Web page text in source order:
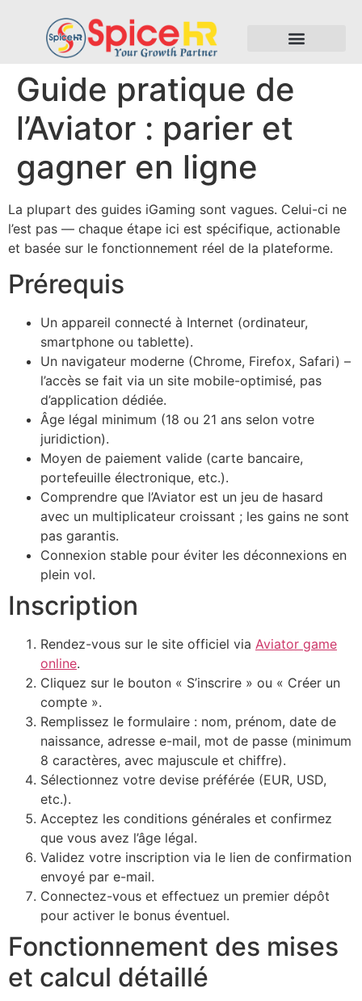
Guide pratique de
l’Aviator : parier et
gagner en ligne
La plupart des guides iGaming sont vagues. Celui-ci ne
l’est pas — chaque étape ici est spécifique, actionable
et basée sur le fonctionnement réel de la plateforme.
Prérequis
Un appareil connecté à Internet (ordinateur,
smartphone ou tablette).
Un navigateur moderne (Chrome, Firefox, Safari) –
l’accès se fait via un site mobile-optimisé, pas
d’application dédiée.
Âge légal minimum (18 ou 21 ans selon votre
juridiction).
Moyen de paiement valide (carte bancaire,
portefeuille électronique, etc.).
Comprendre que l’Aviator est un jeu de hasard
avec un multiplicateur croissant ; les gains ne sont
pas garantis.
Connexion stable pour éviter les déconnexions en
plein vol.
Inscription
Rendez-vous sur le site officiel via Aviator game
online.
Cliquez sur le bouton « S’inscrire » ou « Créer un
compte ».
Remplissez le formulaire : nom, prénom, date de
naissance, adresse e-mail, mot de passe (minimum
8 caractères, avec majuscule et chiffre).
Sélectionnez votre devise préférée (EUR, USD,
etc.).
Acceptez les conditions générales et confirmez
que vous avez l’âge légal.
Validez votre inscription via le lien de confirmation
envoyé par e-mail.
Connectez-vous et effectuez un premier dépôt
pour activer le bonus éventuel.
Fonctionnement des mises
et calcul détaillé